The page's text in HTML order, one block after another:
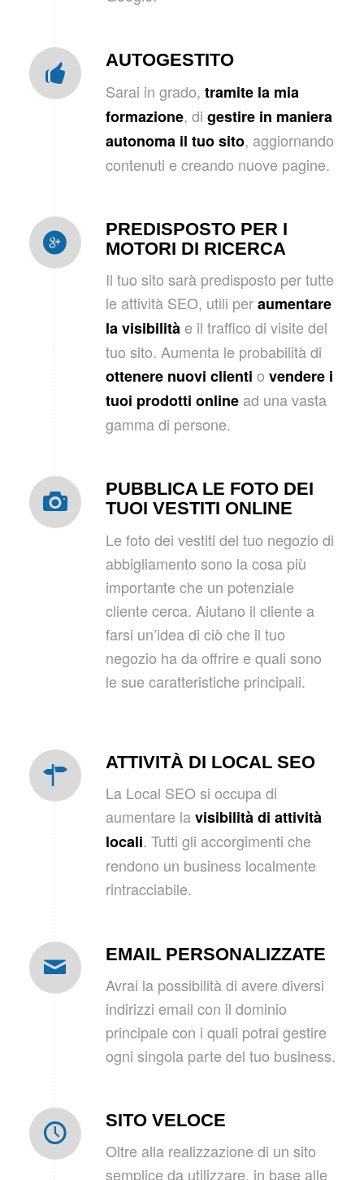
AUTOGESTITO
Sarai in grado, tramite la mia
formazione, di gestire in maniera
autonoma il tuo sito, aggiornando
contenuti e creando nuove pagine.
PREDISPOSTO PER I
MOTORI DI RICERCA
Il tuo sito sarà predisposto per tutte
le attività SEO, utili peraumentare
la visibilità e il traffico di visite del
tuo sito. Aumenta le probabilità di
ottenere nuovi clienti o vendere i
tuoi prodotti onlinead una vasta
gamma di persone.
PUBBLICA LE FOTO DEI
TUOI VESTITI ONLINE
Le foto dei vestiti del tuo negozio di
abbigliamento sono la cosa più
importante che un potenziale
cliente cerca. Aiutano il cliente a
farsi un’idea di ciò che il tuo
negozio ha da offrire e quali sono
le sue caratteristiche principali.
ATTIVITÀ DI LOCAL SEO
La Local SEO si occupa di
aumentare lavisibilità di attività
locali. Tutti gli accorgimenti che
rendono un business localmente
rintracciabile.
EMAIL PERSONALIZZATE
Avrai la possibilità di avere diversi
indirizzi email con il dominio
principale con i quali potrai gestire
ogni singola parte del tuo business.
SITO VELOCE
Oltre alla realizzazione di un sito
semplice da utilizzare, in base alle